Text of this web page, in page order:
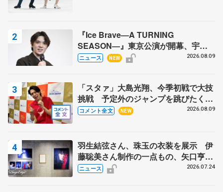
『Ice Brave―A TURNING
SEASON―』東京公演が開幕、宇野
昌磨の『Ice Brave』にかける思いを
ニュース NEW 2026.08.09
「スタァ」大島光翔、今季初戦で大技
挑戦 予定外のジャンプを跳びたくな
った理由とは… 【関東サマートロフ
コメント全文 NEW 2026.08.09
羽生結弦さん、珠玉の衣装を展示 伊
藤聡美さん制作の一点もの、矢口亨さ
んが撮影
ニュース 2026.07.24